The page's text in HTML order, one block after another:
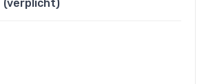
(verplicht)